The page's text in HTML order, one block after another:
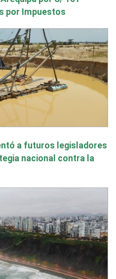
por Impuestos
a futuros legisladores
nacional contra la